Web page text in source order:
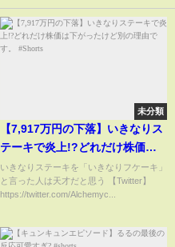
未分類
【7,917万円の下落】いきなりス
テーキで炎上!?どれだけ株価は
下がったけど別の理由です。
#Shorts
いきなりステーキを「いきなりフケーキ」
と言った人は天才だと思う 【Twitter】
https://twitter.com/Alchemyc...